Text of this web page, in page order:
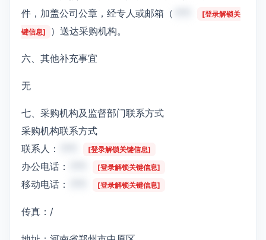
件，加盖公司公章，经专人或邮箱（
[登录解锁关
键信息]
）送达采购机构。
六、其他补充事宜
无
七、采购机构及监督部门联系方式
采购机构联系方式
联系人：
[登录解锁关键信息]
办公电话： [登录解锁关键信息]
移动电话： [登录解锁关键信息]
传真：/